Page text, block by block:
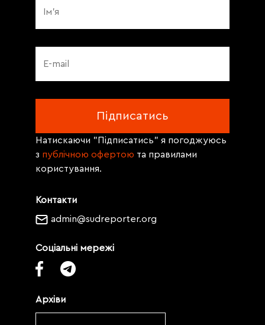
Контакти
admin@sudreporter.org
Соціальні мережі
Архіви
Натискаючи "Підписатись" я погоджуюсь
з публічною офертою та правилами
користування.